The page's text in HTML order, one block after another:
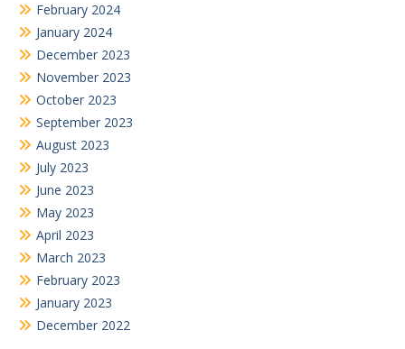
February 2024
January 2024
December 2023
November 2023
October 2023
September 2023
August 2023
July 2023
June 2023
May 2023
April 2023
March 2023
February 2023
January 2023
December 2022